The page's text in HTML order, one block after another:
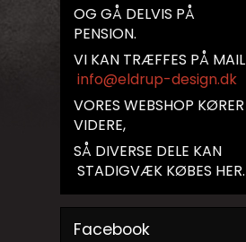
OG GÅ DELVIS PÅ
PENSION.
VI KAN TRÆFFES PÅ MAIL
info@eldrup-design.dk
VORES WEBSHOP KØRER
VIDERE,
SÅ DIVERSE DELE KAN
STADIGVÆK KØBES HER.
Facebook